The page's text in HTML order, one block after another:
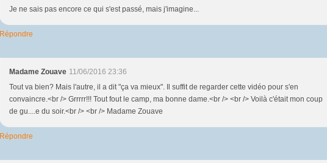
Je ne sais pas encore ce qui s'est passé, mais j'imagine...
Répondre
Madame Zouave 11/06/2016 23:36
Tout va bien? Mais l'autre, il a dit "ça va mieux". Il suffit de regarder cette vidéo pour s'en
convaincre.<br /> Grrrrr!!! Tout fout le camp, ma bonne dame.<br /> <br /> Voilà c'était mon coup
de gu....e du soir.<br /> <br /> Madame Zouave
Répondre